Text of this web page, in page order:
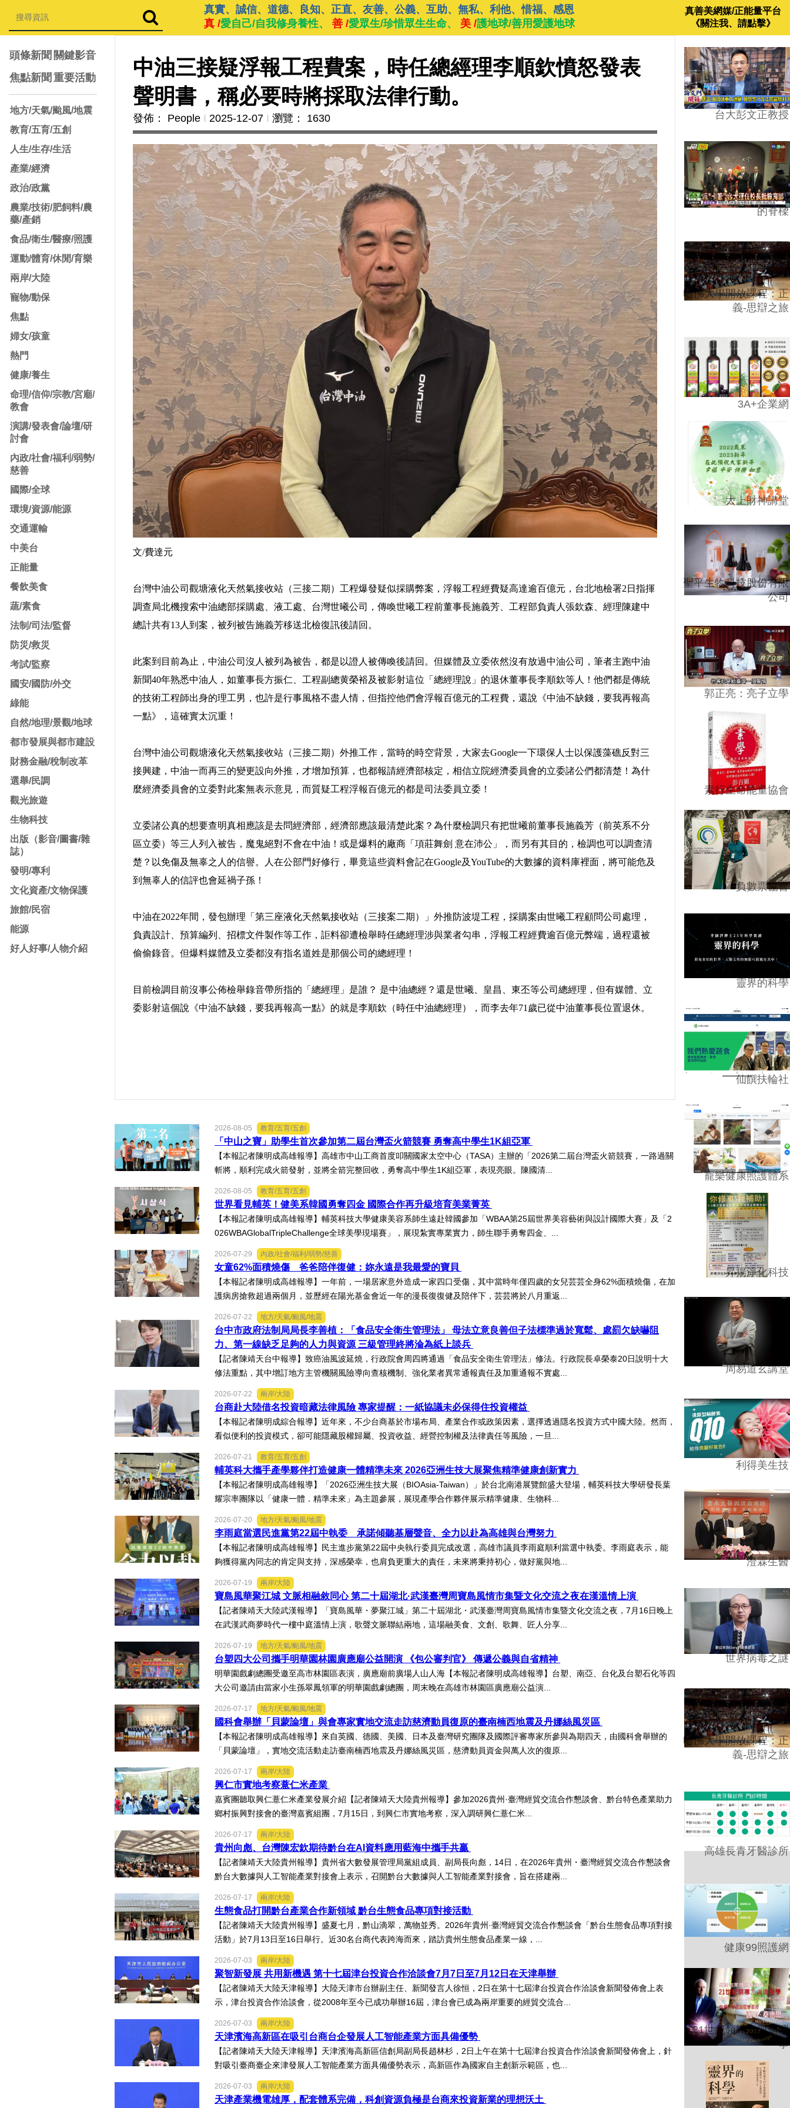
真實、誠信、道德、良知、正直、友善、公義、互助、無私、利他、惜福、感恩
真 /愛自己/自我修身養性、 善 /愛眾生/珍惜眾生生命、 美 /護地球/善用愛護地球
真善美網媒/正能量平台
《關注我、請點擊》
頭條新聞 關鍵影音
焦點新聞 重要活動
地方/天氣/颱風/地震
教育/五育/五創
人生/生存/生活
產業/經濟
政治/政黨
農業/技術/肥飼料/農
藥/產銷
食品/衛生/醫療/照護
運動/體育/休閒/育樂
兩岸/大陸
寵物/動保
焦點
婦女/孩童
熱門
健康/養生
命理/信仰/宗教/宮廟/
教會
演講/發表會/論壇/研
討會
內政/社會/福利/弱勢/
慈善
國際/全球
環境/資源/能源
交通運輸
中美台
正能量
餐飲美食
蔬/素食
法制/司法/監督
防災/救災
考試/監察
國安/國防/外交
綠能
自然/地理/景觀/地球
都市發展與都市建設
財務金融/稅制改革
選舉/民調
觀光旅遊
生物科技
出版（影音/圖書/雜
誌）
發明/專利
文化資產/文物保護
旅館/民宿
能源
好人好事/人物介紹
中油三接疑浮報工程費案，時任總經理李順欽憤怒發表
聲明書，稱必要時將採取法律行動。
發佈： People Ι 2025-12-07 Ι 瀏覽： 1630
文/費達元
台灣中油公司觀塘液化天然氣接收站（三接二期）工程爆發疑似採購弊案，浮報工程經費疑高達逾百億元，台北地檢署2日指揮
調查局北機搜索中油總部採購處、液工處、台灣世曦公司，傳喚世曦工程前董事長施義芳、工程部負責人張欽森、經理陳建中
總計共有13人到案，被列被告施義芳移送北檢復訊後請回。
此案到目前為止，中油公司沒人被列為被告，都是以證人被傳喚後請回。但媒體及立委依然沒有放過中油公司，筆者主跑中油
新聞40年熟悉中油人，如董事長方振仁、工程副總黄榮裕及被影射這位「總經理說」的退休董事長李順欽等人！他們都是傳統
的技術工程師出身的理工男，也許是行事風格不盡人情，但指控他們會浮報百億元的工程費，還說《中油不缺錢，要我再報高
一點》，這確實太沉重！
台灣中油公司觀塘液化天然氣接收站（三接二期）外推工作，當時的時空背景，大家去Google一下環保人士以保護藻礁反對三
接興建，中油一而再三的變更設向外推，才增加預算，也都報請經濟部核定，相信立院經濟委員會的立委諸公們都清楚！為什
麼經濟委員會的立委對此案無表示意見，而質疑工程浮報百億元的都是司法委員立委！
立委諸公真的想要查明真相應該是去問經濟部，經濟部應該最清楚此案？為什麼檢調只有把世曦前董事長施義芳（前英系不分
區立委）等三人列入被告，魔鬼絕對不會在中油！或是爆料的廠商「項莊舞劍 意在沛公」，而另有其目的，檢調也可以調查清
楚？以免傷及無辜之人的信譽。人在公部門好修行，畢竟這些資料會記在Google及YouTube的大數據的資料庫裡面，將可能危及
到無辜人的信評也會延禍子孫！
中油在2022年間，發包辦理「第三座液化天然氣接收站（三接案二期）」外推防波堤工程，採購案由世曦工程顧問公司處理，
負責設計、預算編列、招標文件製作等工作，詎料卻遭檢舉時任總經理涉與業者勾串，浮報工程經費逾百億元弊端，過程還被
偷偷錄音。但爆料媒體及立委都沒有指名道姓是那個公司的總經理！
目前檢調目前沒事公佈檢舉錄音帶所指的「總經理」是誰？ 是中油總經？還是世曦、皇昌、東丕等公司總經理，但有媒體、立
委影射這個說《中油不缺錢，要我再報高一點》的就是李順欽（時任中油總經理），而李去年71歲已從中油董事長位置退休。
2026-08-05 教育/五育/五創
「中山之寶」助學生首次參加第二屆台灣盃火箭競賽 勇奪高中學生1K組亞軍
【本報記者陳明成高雄報導】高雄市中山工商首度叩關國家太空中心（TASA）主辦的「2026第二屆台灣盃火箭競賽，一路過關
斬將，順利完成火箭發射，並將全箭完整回收，勇奪高中學生1K組亞軍，表現亮眼。陳國清...
2026-08-05 教育/五育/五創
世界看見輔英！健美系韓國勇奪四金 國際合作再升級培育美業菁英
【本報記者陳明成高雄報導】輔英科技大學健康美容系師生遠赴韓國參加「WBAA第25屆世界美容藝術與設計國際大賽」及「2
026WBAGlobalTripleChallenge全球美學現場賽」，展現紮實專業實力，師生聯手勇奪四金、...
2026-07-29 內政/社會/福利/弱勢/慈善
女童62%面積燒傷 爸爸陪伴復健：妳永遠是我最愛的寶貝
【本報記者陳明成高雄報導】一年前，一場居家意外造成一家四口受傷，其中當時年僅四歲的女兒芸芸全身62%面積燒傷，在加
護病房搶救超過兩個月，並歷經在陽光基金會近一年的漫長復復健及陪伴下，芸芸將於八月重返...
2026-07-22 地方/天氣/颱風/地震
台中市政府法制局局長李善植：「食品安全衛生管理法」 母法立意良善但子法標準過於寬鬆、處罰欠缺嚇阻
力、第一線缺乏足夠的人力與資源 三級管理終將淪為紙上談兵
【記者陳靖天台中報導】致癌油風波延燒，行政院會周四將通過「食品安全衛生管理法」修法。行政院長卓榮泰20日說明十大
修法重點，其中增訂地方主管機關風險導向查核機制、強化業者異常通報責任及加重通報不實處...
2026-07-22 兩岸/大陸
台商赴大陸借名投資暗藏法律風險 專家提醒：一紙協議未必保得住投資權益
【本報記者陳明成綜合報導】近年來，不少台商基於市場布局、產業合作或政策因素，選擇透過隱名投資方式中國大陸。然而，
看似便利的投資模式，卻可能隱藏股權歸屬、投資收益、經營控制權及法律責任等風險，一旦...
2026-07-21 教育/五育/五創
輔英科大攜手產學夥伴打造健康一體精準未來 2026亞洲生技大展聚焦精準健康創新實力
【本報記者陳明成高雄報導】「2026亞洲生技大展（BIOAsia-Taiwan）」於台北南港展覽館盛大登場，輔英科技大學研發長葉
耀宗率團隊以「健康一體．精準未來」為主題參展，展現產學合作夥伴展示精準健康、生物科...
2026-07-20 地方/天氣/颱風/地震
李雨庭當選民進黨第22屆中執委 承諾傾聽基層聲音、全力以赴為高雄與台灣努力
【本報記者陳明成高雄報導】民主進步黨第22屆中央執行委員完成改選，高雄市議員李雨庭順利當選中執委。李雨庭表示，能
夠獲得黨內同志的肯定與支持，深感榮幸，也肩負更重大的責任，未來將秉持初心，做好黨與地...
2026-07-19 兩岸/大陸
寶島風華聚江城 文脈相融敘同心 第二十屆湖北·武漢臺灣周寶島風情市集暨文化交流之夜在漢溫情上演
【記者陳靖天大陸武漢報導】「寶島風華・夢聚江城」第二十屆湖北・武漢臺灣周寶島風情市集暨文化交流之夜，7月16日晚上
在武漢武商夢時代一樓中庭溫情上演，歌聲文脈聯結兩地，這場融美食、文創、歌舞、匠人分享...
2026-07-19 地方/天氣/颱風/地震
台塑四大公司攜手明華園林園廣應廟公益開演 《包公審判官》 傳遞公義與自省精神
明華園戲劇總團受邀至高市林園區表演，廣應廟前廣場人山人海【本報記者陳明成高雄報導】台塑、南亞、台化及台塑石化等四
大公司邀請由當家小生孫翠鳳領軍的明華園戲劇總團，周末晚在高雄市林園區廣應廟公益演...
2026-07-17 地方/天氣/颱風/地震
國科會舉辦「貝蒙論壇」與會專家實地交流走訪慈濟動員復原的臺南楠西地震及丹娜絲風災區
【本報記者陳明成高雄報導】來自英國、德國、美國、日本及臺灣研究團隊及國際評審專家所參與為期四天，由國科會舉辦的
「貝蒙論壇」，實地交流活動走訪臺南楠西地震及丹娜絲風災區，慈濟動員資金與萬人次的復原...
2026-07-17 兩岸/大陸
興仁市實地考察薏仁米產業
嘉賓團聽取興仁薏仁米產業發展介紹【記者陳靖天大陸貴州報導】參加2026貴州·臺灣經貿交流合作懇談會、黔台特色產業助力
鄉村振興對接會的臺灣嘉賓組團，7月15日，到興仁市實地考察，深入調研興仁薏仁米...
2026-07-17 兩岸/大陸
貴州向彪、台灣陳宏欽期待黔台在AI資料應用藍海中攜手共贏
【記者陳靖天大陸貴州報導】貴州省大數發展管理局黨組成員、副局長向彪，14日，在2026年貴州・臺灣經貿交流合作懇談會
黔台大數據與人工智能產業對接會上表示，召開黔台大數據與人工智能產業對接會，旨在搭建兩...
2026-07-17 兩岸/大陸
生態食品打開黔台產業合作新領域 黔台生態食品專項對接活動
【記者陳靖天大陸貴州報導】盛夏七月，黔山滴翠，萬物並秀。2026年貴州·臺灣經貿交流合作懇談會「黔台生態食品專項對接
活動」於7月13日至16日舉行。近30名台商代表跨海而來，踏訪貴州生態食品產業一線，...
2026-07-03 兩岸/大陸
聚智新發展 共用新機遇 第十七屆津台投資合作洽談會7月7日至7月12日在天津舉辦
【記者陳靖天大陸天津報導】大陸天津市台辦副主任、新聞發言人徐恒，2日在第十七屆津台投資合作洽談會新聞發佈會上表
示，津台投資合作洽談會，從2008年至今已成功舉辦16屆，津台會已成為兩岸重要的經貿交流合...
2026-07-03 兩岸/大陸
天津濱海高新區在吸引台商台企發展人工智能產業方面具備優勢
【記者陳靖天大陸天津報導】天津濱海高新區信創局副局長趙林杉，2日上午在第十七屆津台投資合作洽談會新聞發佈會上，針
對吸引臺商臺企來津發展人工智能產業方面具備優勢表示，高新區作為國家自主創新示範區，也...
2026-07-03 兩岸/大陸
天津產業機電雄厚，配套體系完備，科創資源負極是台商來投資新業的理想沃土
台大彭文正教授
台學版的54/64》大學
的脊樑
哈佛大學開放課程：正
義-思辯之旅
3A+企業網
太上財神講堂
聖平生物科技股份有限
公司
郭正亮：亮子立學
素行生命能量協會
負數票協會
靈界的科學
仙饌扶輪社
寵樂健康照護體系
昇揚淨化科技
周易道玄講堂
利得美生技
澄霖生醫
世界病毒之謎
哈佛大學開放課程：正
義-思辯之旅
高雄長青牙醫診所
健康99照護網
21世紀領導力與倫理
學